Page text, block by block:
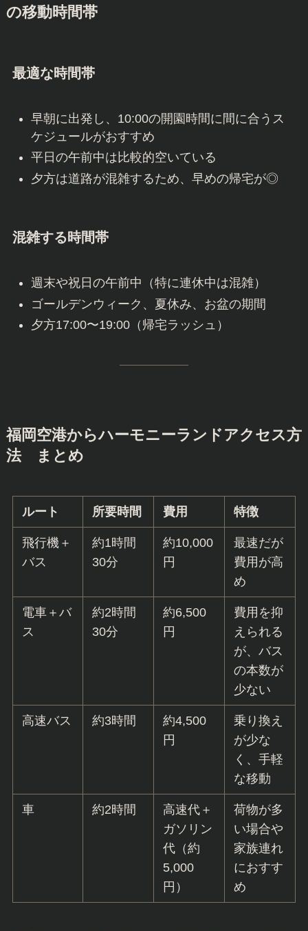
の移動時間帯
最適な時間帯
早朝に出発し、10:00の開園時間に間に合うス
ケジュールがおすすめ
平日の午前中は比較的空いている
夕方は道路が混雑するため、早めの帰宅が◎
混雑する時間帯
週末や祝日の午前中（特に連休中は混雑）
ゴールデンウィーク、夏休み、お盆の期間
夕方17:00〜19:00（帰宅ラッシュ）
福岡空港からハーモニーランドアクセス方
法 まとめ
ルート 所要時間 費用 特徴
飛行機＋
バス
約1時間
30分
約10,000
円
最速だが
費用が高
め
電車＋バ
ス
約2時間
30分
約6,500
円
費用を抑
えられる
が、バス
の本数が
少ない
高速バス 約3時間
約4,500
円
乗り換え
が少な
く、手軽
な移動
車 約2時間
高速代＋
ガソリン
代（約
5,000
円）
荷物が多
い場合や
家族連れ
におすす
め